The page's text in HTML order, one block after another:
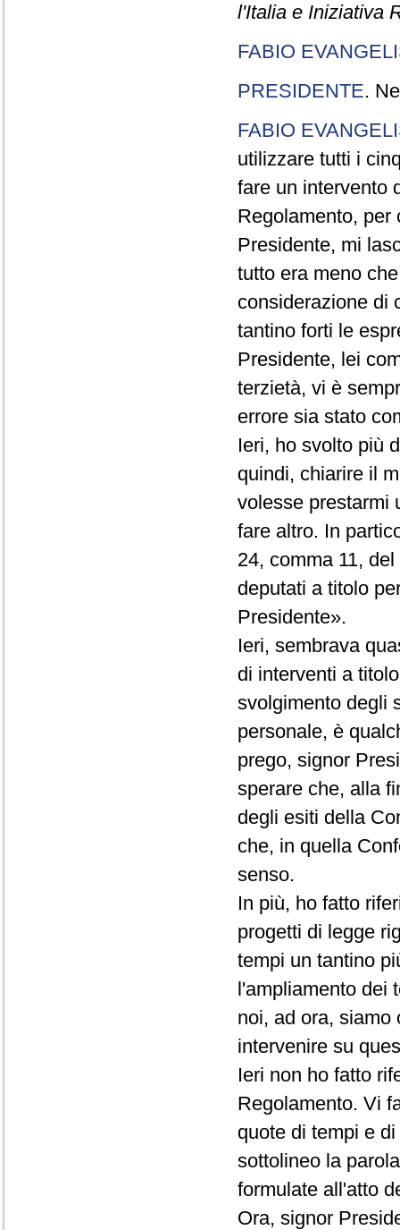
l'Italia e Iniziativa
FABIO
PRESIDENTE.
FABIO
utilizzare tutti i
fare un intervento
Regolamento, per
Presidente, mi
tutto era meno
considerazione di
tantino forti le
Presidente, lei
terzietà, vi è
errore sia stato
Ieri, ho svolto più
quindi, chiarire il
volesse prestarmi
fare altro. In
24, comma 11,
deputati a titolo
Presidente».
Ieri, sembrava
di interventi a
svolgimento degli
personale, è
prego, signor
sperare che, alla
degli esiti della
che, in quella
senso.
In più, ho fatto
progetti di legge
tempi un tantino
l'ampliamento dei
noi, ad ora, siamo
intervenire su
Ieri non ho fatto
Regolamento. Vi
quote di tempi e
sottolineo la
formulate all'atto
Ora, signor